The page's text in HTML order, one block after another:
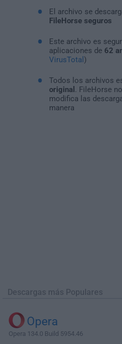
El archivo se
FileHorse seguros
Este archivo es
aplicaciones de 62
VirusTotal )
Todos los archivos
original
. FileHorse
modifica las
manera
Descargas más Populares
Opera
Opera 134.0 Build 5954.46